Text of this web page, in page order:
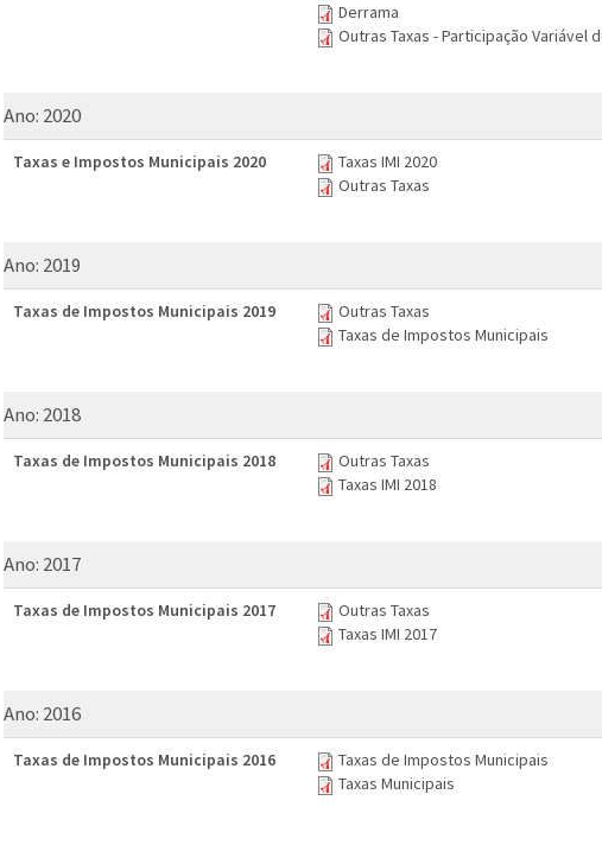
Derrama
Outras Taxas - Participação Variável
Ano: 2020
Taxas e Impostos Municipais 2020
Taxas IMI 2020
Outras Taxas
Ano: 2019
Taxas de Impostos Municipais 2019
Outras Taxas
Taxas de Impostos Municipais
Ano: 2018
Taxas de Impostos Municipais 2018
Outras Taxas
Taxas IMI 2018
Ano: 2017
Taxas de Impostos Municipais 2017
Outras Taxas
Taxas IMI 2017
Ano: 2016
Taxas de Impostos Municipais 2016
Taxas de Impostos Municipais
Taxas Municipais